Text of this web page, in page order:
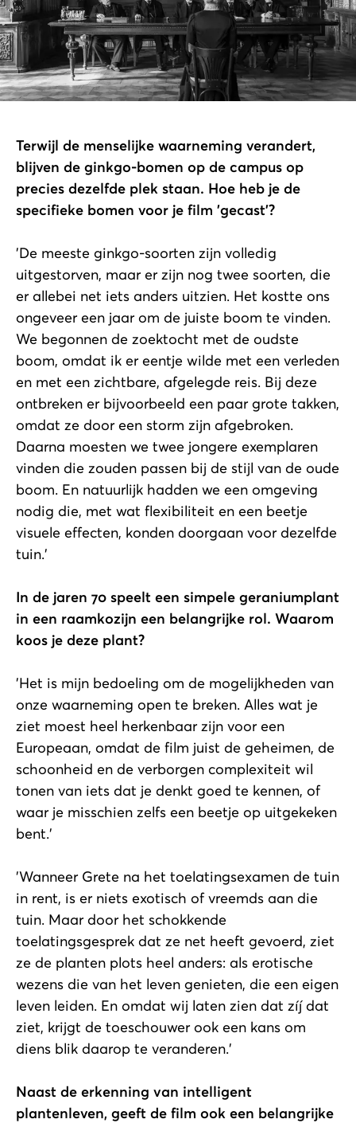
Terwijl de menselijke waarneming verandert,
blijven de ginkgo-bomen op de campus op
precies dezelfde plek staan. Hoe heb je de
specifieke bomen voor je film 'gecast'?
'De meeste ginkgo-soorten zijn volledig
uitgestorven, maar er zijn nog twee soorten, die
er allebei net iets anders uitzien. Het kostte ons
ongeveer een jaar om de juiste boom te vinden.
We begonnen de zoektocht met de oudste
boom, omdat ik er eentje wilde met een verleden
en met een zichtbare, afgelegde reis. Bij deze
ontbreken er bijvoorbeeld een paar grote takken,
omdat ze door een storm zijn afgebroken.
Daarna moesten we twee jongere exemplaren
vinden die zouden passen bij de stijl van de oude
boom. En natuurlijk hadden we een omgeving
nodig die, met wat flexibiliteit en een beetje
visuele effecten, konden doorgaan voor dezelfde
tuin.'
In de jaren 70 speelt een simpele geraniumplant
in een raamkozijn een belangrijke rol. Waarom
koos je deze plant?
'Het is mijn bedoeling om de mogelijkheden van
onze waarneming open te breken. Alles wat je
ziet moest heel herkenbaar zijn voor een
Europeaan, omdat de film juist de geheimen, de
schoonheid en de verborgen complexiteit wil
tonen van iets dat je denkt goed te kennen, of
waar je misschien zelfs een beetje op uitgekeken
bent.'
'Wanneer Grete na het toelatingsexamen de tuin
in rent, is er niets exotisch of vreemds aan die
tuin. Maar door het schokkende
toelatingsgesprek dat ze net heeft gevoerd, ziet
ze de planten plots heel anders: als erotische
wezens die van het leven genieten, die een eigen
leven leiden. En omdat wij laten zien dat zíj dat
ziet, krijgt de toeschouwer ook een kans om
diens blik daarop te veranderen.'
Naast de erkenning van intelligent
plantenleven, geeft de film ook een belangrijke